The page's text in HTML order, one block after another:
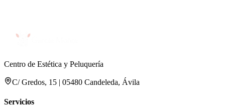
Centro de Estética y Peluquería
C/ Gredos, 15 | 05480 Candeleda, Ávila
Servicios